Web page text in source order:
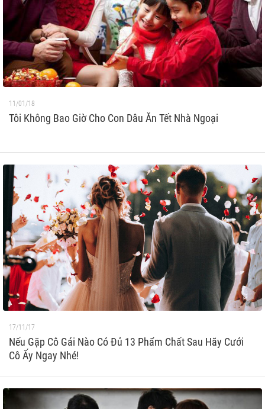
11/01/18
Tôi Không Bao Giờ Cho Con Dâu Ăn Tết Nhà Ngoại
17/11/17
Nếu Gặp Cô Gái Nào Có Đủ 13 Phẩm Chất Sau Hãy Cưới
Cô Ấy Ngay Nhé!